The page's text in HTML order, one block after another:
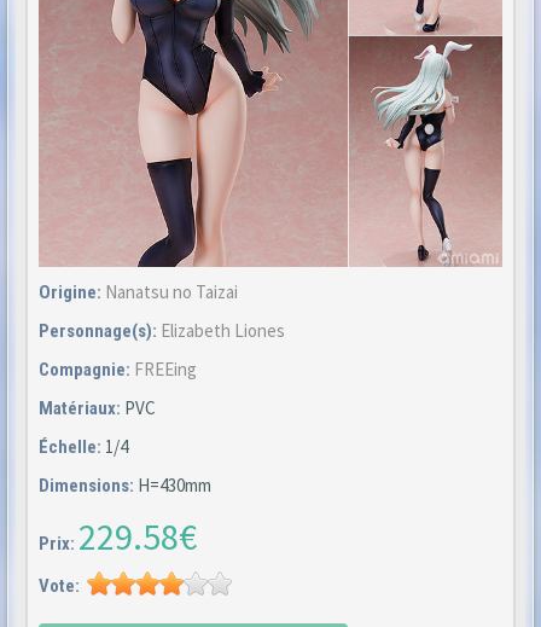
Origine: Nanatsu no Taizai
Personnage(s): Elizabeth Liones
Compagnie: FREEing
Matériaux: PVC
Échelle: 1/4
Dimensions: H=430mm
Prix: 229.58€
Vote: